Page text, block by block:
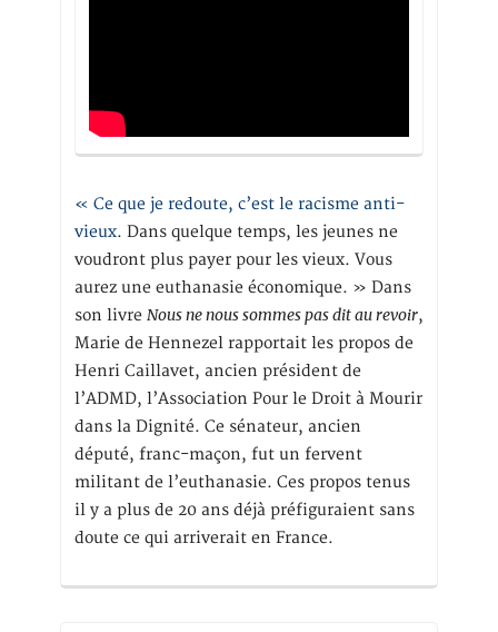
« Ce que je redoute, c’est le racisme anti-
vieux. Dans quelque temps, les jeunes ne
voudront plus payer pour les vieux. Vous
aurez une euthanasie économique. » Dans
son livre Nous ne nous sommes pas dit au revoir,
Marie de Hennezel rapportait les propos de
Henri Caillavet, ancien président de
l’ADMD, l’Association Pour le Droit à Mourir
dans la Dignité. Ce sénateur, ancien
député, franc-maçon, fut un fervent
militant de l’euthanasie. Ces propos tenus
il y a plus de 20 ans déjà préfiguraient sans
doute ce qui arriverait en France.